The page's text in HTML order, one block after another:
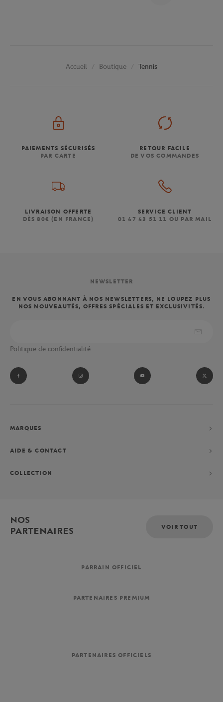
Accueil Boutique Tennis
PAIEMENTS SÉCURISÉS
PAR CARTE
RETOUR FACILE
DE VOS COMMANDES
LIVRAISON OFFERTE
DÈS 80€ (EN FRANCE)
SERVICE CLIENT
01 47 43 51 11 OU PAR MAIL
NEWSLETTER
EN VOUS ABONNANT À NOS NEWSLETTERS, NE LOUPEZ PLUS
NOS NOUVEAUTÉS, OFFRES SPÉCIALES ET EXCLUSIVITÉS.
Politique de confidentialité
MARQUES
AIDE & CONTACT
COLLECTION
NOS
PARTENAIRES
VOIR TOUT
PARRAIN OFFICIEL
PARTENAIRES PREMIUM
PARTENAIRES OFFICIELS